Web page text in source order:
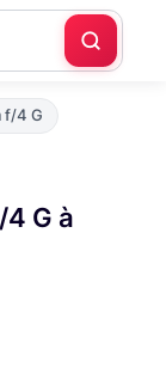
f/4 G
G à